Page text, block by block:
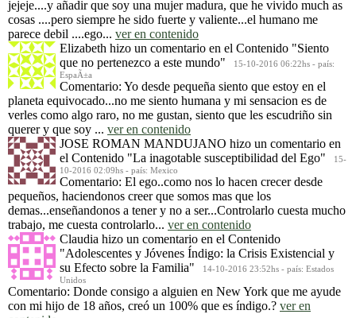
jejeje....y añadir que soy una mujer madura, que he vivido much as
cosas ....pero siempre he sido fuerte y valiente...el humano me
parece debil ....ego... ver en contenido
Elizabeth hizo un comentario en el Contenido "Siento
que no pertenezco a este mundo"
15-10-2016 06:22hs - país:
EspaÃ±a
Comentario: Yo desde pequeña siento que estoy en el
planeta equivocado...no me siento humana y mi sensacion es de
verles como algo raro, no me gustan, siento que les escudriño sin
querer y que soy ... ver en contenido
JOSE ROMAN MANDUJANO hizo un comentario en
el Contenido "La inagotable susceptibilidad del Ego"
15-
10-2016 02:09hs - país: Mexico
Comentario: El ego..como nos lo hacen crecer desde
pequeños, haciendonos creer que somos mas que los
demas...enseñandonos a tener y no a ser...Controlarlo cuesta mucho
trabajo, me cuesta controlarlo... ver en contenido
Claudia hizo un comentario en el Contenido
"Adolescentes y Jóvenes Índigo: la Crisis Existencial y
su Efecto sobre la Familia"
14-10-2016 23:52hs - país: Estados
Unidos
Comentario: Donde consigo a alguien en New York que me ayude
con mi hijo de 18 años, creó un 100% que es índigo.? ver en